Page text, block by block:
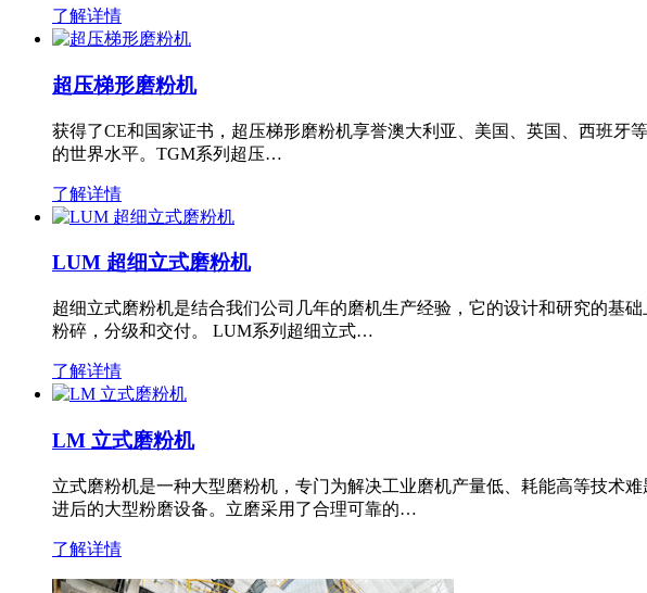
了解详情
超压梯形磨粉机
获得了CE和国家证书，超压梯形磨粉机享誉澳大利亚、美国、英国、西班
的世界水平。TGM系列超压…
了解详情
LUM 超细立式磨粉机
超细立式磨粉机是结合我们公司几年的磨机生产经验，它的设计和研究的基
粉碎，分级和交付。 LUM系列超细立式…
了解详情
LM 立式磨粉机
立式磨粉机是一种大型磨粉机，专门为解决工业磨机产量低、耗能高等技术
进后的大型粉磨设备。立磨采用了合理可靠的…
了解详情